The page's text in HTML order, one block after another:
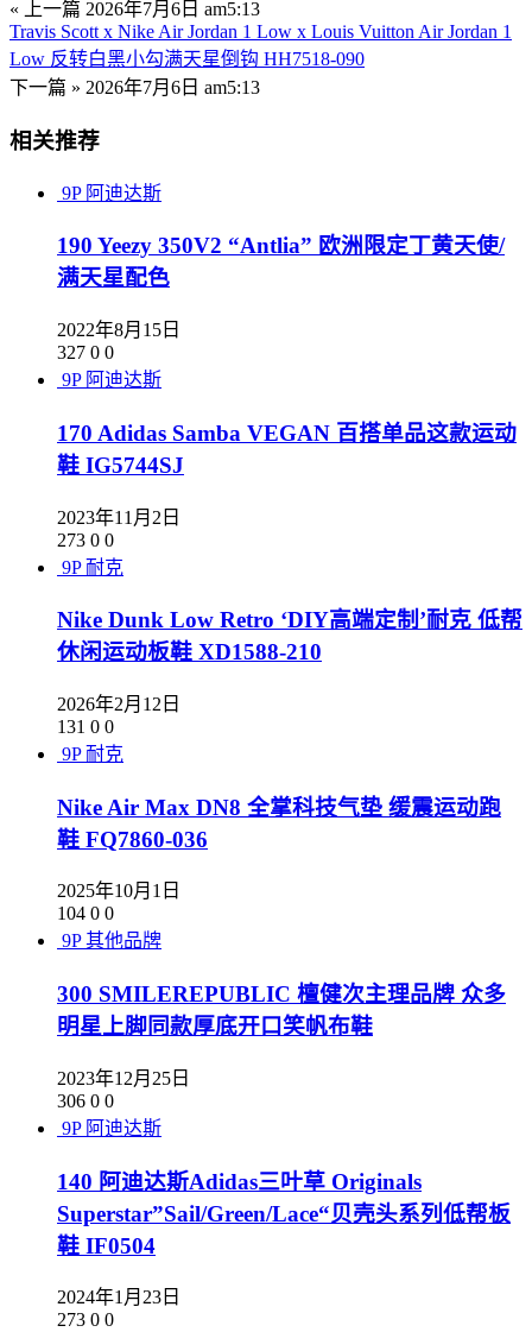
« 上一篇 2026年7月6日 am5:13
Travis Scott x Nike Air Jordan 1 Low x Louis Vuitton Air Jordan 1
Low 反转白黑小勾满天星倒钩 HH7518-090
下一篇 » 2026年7月6日 am5:13
相关推荐
9P 阿迪达斯
190 Yeezy 350V2 “Antlia” 欧洲限定丁黄天使/
满天星配色
2022年8月15日
327 0 0
9P 阿迪达斯
170 Adidas Samba VEGAN 百搭单品这款运动
鞋 IG5744SJ
2023年11月2日
273 0 0
9P 耐克
Nike Dunk Low Retro ‘DIY高端定制’耐克 低帮
休闲运动板鞋 XD1588-210
2026年2月12日
131 0 0
9P 耐克
Nike Air Max DN8 全掌科技气垫 缓震运动跑
鞋 FQ7860-036
2025年10月1日
104 0 0
9P 其他品牌
300 SMILEREPUBLIC 檀健次主理品牌 众多
明星上脚同款厚底开口笑帆布鞋
2023年12月25日
306 0 0
9P 阿迪达斯
140 阿迪达斯Adidas三叶草 Originals
Superstar”Sail/Green/Lace“贝壳头系列低帮板
鞋 IF0504
2024年1月23日
273 0 0